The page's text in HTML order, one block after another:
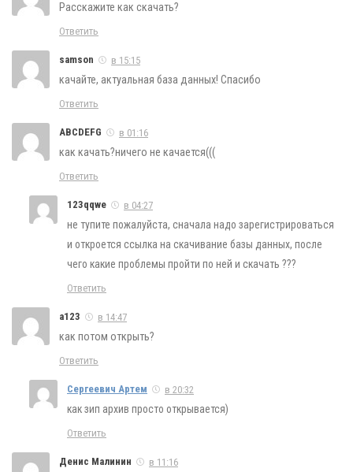
Расскажите как скачать?
Ответить
samson в 15:15
качайте, актуальная база данных! Спасибо
Ответить
ABCDEFG в 01:16
как качать?ничего не качается(((
Ответить
123qqwe в 04:27
не тупите пожалуйста, сначала надо зарегистрироваться
и откроется ссылка на скачивание базы данных, после
чего какие проблемы пройти по ней и скачать ???
Ответить
a123 в 14:47
как потом открыть?
Ответить
Сергеевич Артем в 20:32
как зип архив просто открывается)
Ответить
Денис Малинин в 11:16